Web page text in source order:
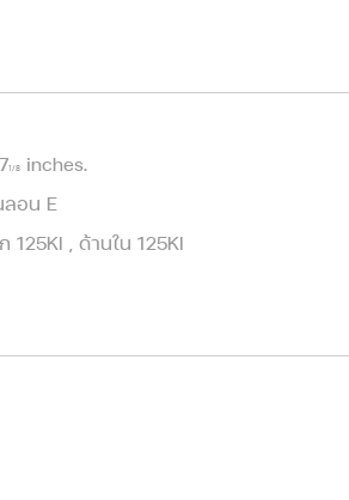
1/8
inches.
ลอน E
125KI , ด้านใน 125KI